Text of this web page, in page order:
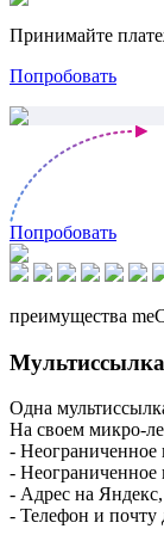
Принимайте
Попробовать
Попробовать
преимущества
Мультиссылка
Одна
На своем микро-
- Неограниченное
- Неограниченное
- Адрес на
- Телефон и почту